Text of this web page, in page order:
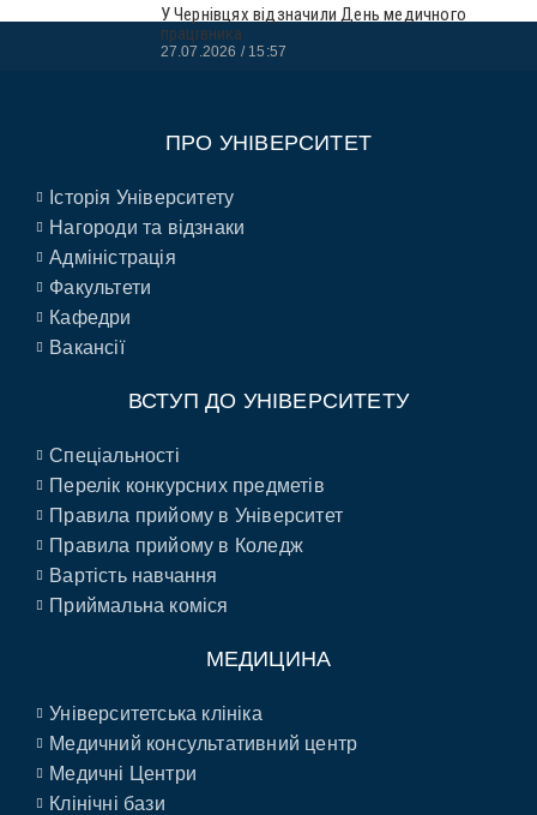
У Чернівцях відзначили День медичного
працівника
27.07.2026 15:57
ПРО УНІВЕРСИТЕТ
Історія Університету
Нагороди та відзнаки
Адміністрація
Факультети
Кафедри
Вакансії
ВСТУП ДО УНІВЕРСИТЕТУ
Спеціальності
Перелік конкурсних предметів
Правила прийому в Університет
Правила прийому в Коледж
Вартість навчання
Приймальна коміся
МЕДИЦИНА
Університетська клініка
Медичний консультативний центр
Медичні Центри
Клінічні бази